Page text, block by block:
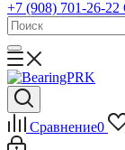
+7 (908) 701-26-22
Сравнение0